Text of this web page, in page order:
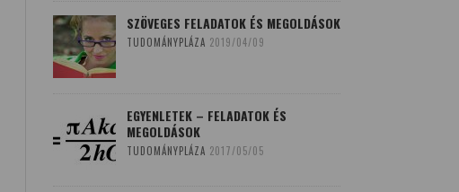
SZÖVEGES FELADATOK ÉS MEGOLDÁSOK
TUDOMÁNYPLÁZA 2019/04/09
EGYENLETEK – FELADATOK ÉS
MEGOLDÁSOK
TUDOMÁNYPLÁZA 2017/05/05